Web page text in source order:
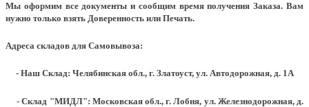
Мы оформим все документы и сообщим время получения Заказа. Вам
нужно только взять Доверенность или Печать.
Адреса складов для Самовывоза:
- Наш Склад: Челябинская обл., г. Златоуст, ул. Автодорожная, д. 1А
- Склад "МИДЛ": Московская обл., г. Лобня, ул. Железнодорожная, д.